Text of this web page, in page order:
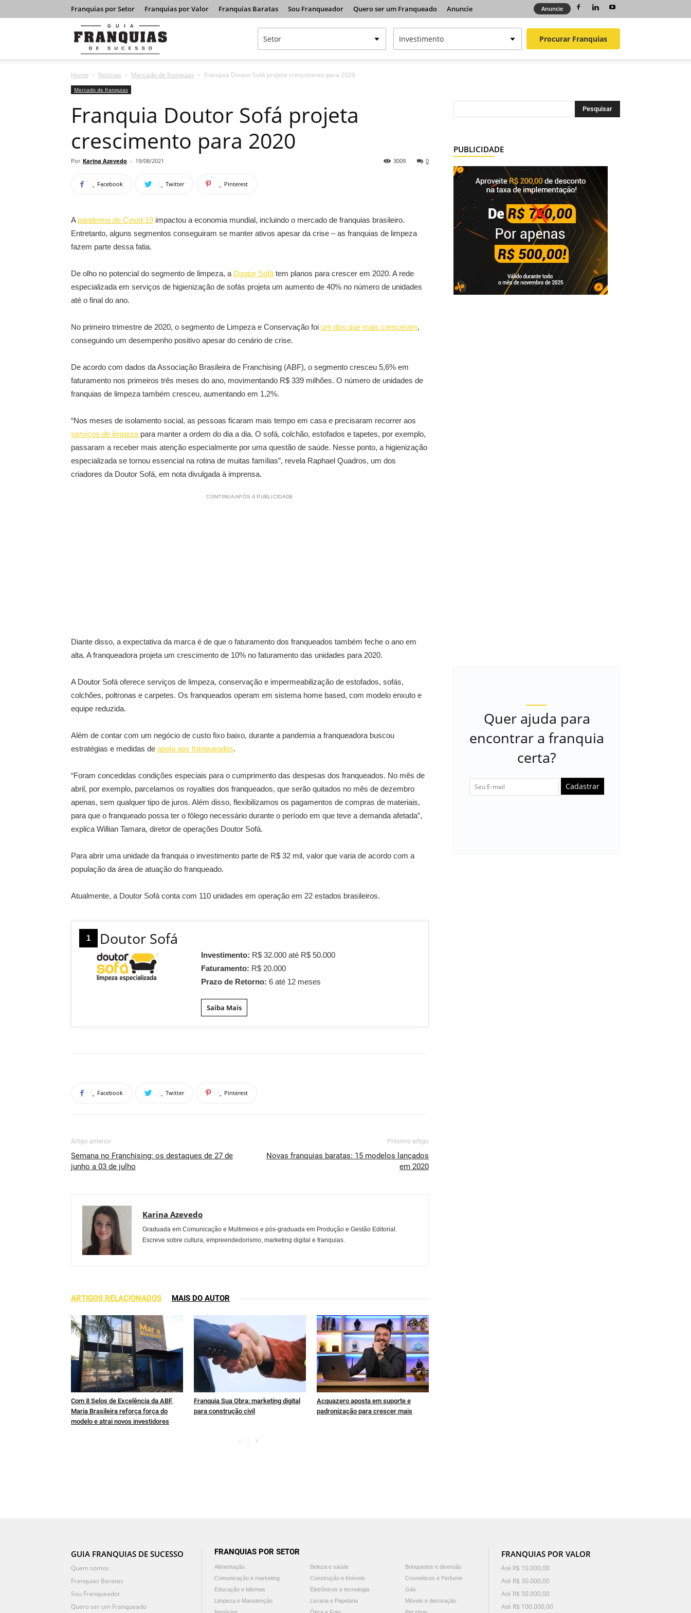
Franquias por Setor Franquias por Valor Franquias Baratas Sou Franqueador Quero ser um Franqueado Anuncie Anuncie
Franquias
de
Procurar Franquias
Home Notícias Mercado de franquias Franquia Doutor Sofá projeta crescimento para 2020
Mercado de franquias
Franquia Doutor Sofá projeta
crescimento para 2020
Por Karina Azevedo - 19/08/2021 0
3009
Facebook Twitter Pinterest
A pandemia de Covid-19 impactou a economia mundial, incluindo o mercado de franquias brasileiro.
Entretanto, alguns segmentos conseguiram se manter ativos apesar da crise – as franquias de limpeza
fazem parte dessa fatia.
De olho no potencial do segmento de limpeza, a Doutor Sofá tem planos para crescer em 2020. A rede
especializada em serviços de higienização de sofás projeta um aumento de 40% no número de unidades
até o final do ano.
No primeiro trimestre de 2020, o segmento de Limpeza e Conservação foi um dos que mais cresceram,
conseguindo um desempenho positivo apesar do cenário de crise.
De acordo com dados da Associação Brasileira de Franchising (ABF), o segmento cresceu 5,6% em
faturamento nos primeiros três meses do ano, movimentando R$ 339 milhões. O número de unidades de
franquias de limpeza também cresceu, aumentando em 1,2%.
“Nos meses de isolamento social, as pessoas ficaram mais tempo em casa e precisaram recorrer aos
serviços de limpeza para manter a ordem do dia a dia. O sofá, colchão, estofados e tapetes, por exemplo,
passaram a receber mais atenção especialmente por uma questão de saúde. Nesse ponto, a higienização
especializada se tornou essencial na rotina de muitas famílias”, revela Raphael Quadros, um dos
criadores da Doutor Sofá, em nota divulgada à imprensa.
CONTINUA APÓS A PUBLICIDADE
Diante disso, a expectativa da marca é de que o faturamento dos franqueados também feche o ano em
alta. A franqueadora projeta um crescimento de 10% no faturamento das unidades para 2020.
A Doutor Sofá oferece serviços de limpeza, conservação e impermeabilização de estofados, sofás,
colchões, poltronas e carpetes. Os franqueados operam em sistema home based, com modelo enxuto e
equipe reduzida.
Além de contar com um negócio de custo fixo baixo, durante a pandemia a franqueadora buscou
estratégias e medidas de apoio aos franqueados.
“Foram concedidas condições especiais para o cumprimento das despesas dos franqueados. No mês de
abril, por exemplo, parcelamos os royalties dos franqueados, que serão quitados no mês de dezembro
apenas, sem qualquer tipo de juros. Além disso, flexibilizamos os pagamentos de compras de materiais,
para que o franqueado possa ter o fôlego necessário durante o período em que teve a demanda afetada”,
explica Willian Tamara, diretor de operações Doutor Sofá.
Para abrir uma unidade da franquia o investimento parte de R$ 32 mil, valor que varia de acordo com a
população da área de atuação do franqueado.
Atualmente, a Doutor Sofá conta com 110 unidades em operação em 22 estados brasileiros.
1 Doutor Sofá
Investimento: R$ 32.000 até R$ 50.000
Faturamento: R$ 20.000
Prazo de Retorno:6 até 12 meses
Saiba Mais
Facebook Twitter Pinterest
Artigo anterior
Semana no Franchising: os destaques de 27 de
junho a 03 de julho
Próximo artigo
Novas franquias baratas: 15 modelos lançados
em 2020
Karina Azevedo
Graduada em Comunicação e Multimeios e pós-graduada em Produção e Gestão Editorial.
Escreve sobre cultura, empreendedorismo, marketing digital e franquias.
ARTIGOS RELACIONADOS MAIS DO AUTOR
Com 8 Selos de Excelência da ABF,
Maria Brasileira reforça força do
modelo e atrai novos investidores
Franquia Sua Obra: marketing digital
para construção civil
Acquazero aposta em suporte e
padronização para crescer mais
PUBLICIDADE
Quer ajuda para
encontrar a franquia
certa?
Cadastrar
GUIA FRANQUIAS DE SUCESSO
Quem somos
Franquias Baratas
Sou Franqueador
Quero ser um Franqueado
FRANQUIAS POR SETOR
Alimentação Beleza e saúde
Brinquedos e diversão
Comunicação e marketing
Construção e Imóveis
Cosméticos e Perfume
Educação e Idiomas
Eletrônicos e tecnologia
Gás
Limpeza e Manutenção
Livraria e Papelaria
Móveis e decoração
FRANQUIAS POR VALOR
Até R$ 10.000,00
Até R$ 30.000,00
Até R$ 50.000,00
Até R$ 100.000,00